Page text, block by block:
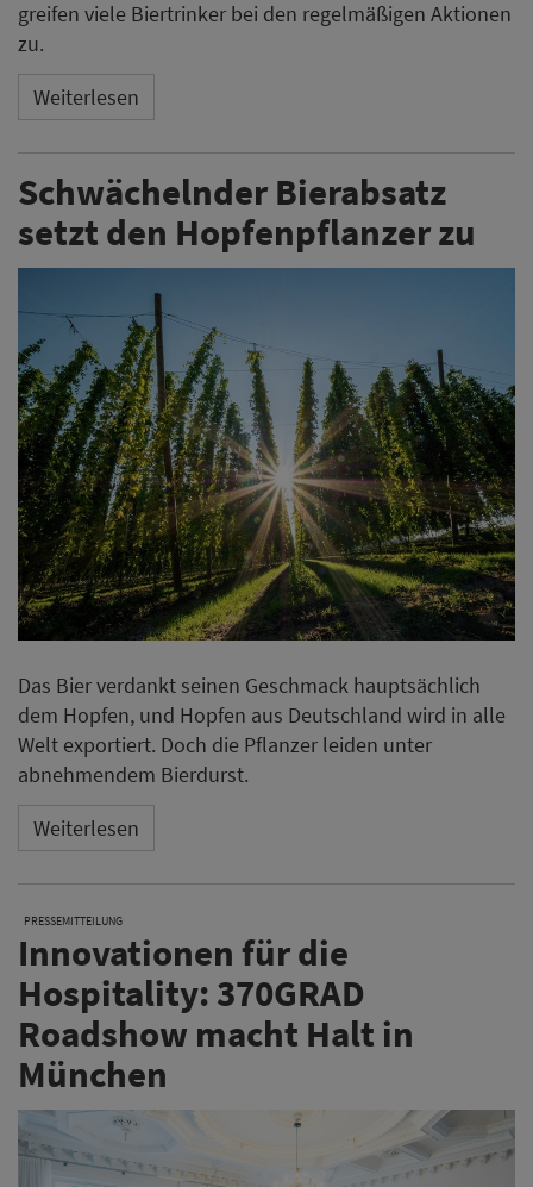
greifen viele Biertrinker bei den regelmäßigen Aktionen
zu.
Weiterlesen
Schwächelnder Bierabsatz
setzt den Hopfenpflanzer zu
Das Bier verdankt seinen Geschmack hauptsächlich
dem Hopfen, und Hopfen aus Deutschland wird in alle
Welt exportiert. Doch die Pflanzer leiden unter
abnehmendem Bierdurst.
Weiterlesen
PRESSEMITTEILUNG
Innovationen für die
Hospitality: 370GRAD
Roadshow macht Halt in
München